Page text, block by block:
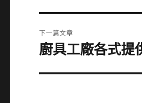
篇
文
章:
下一篇文章
下
篇
廚具工廠各式提